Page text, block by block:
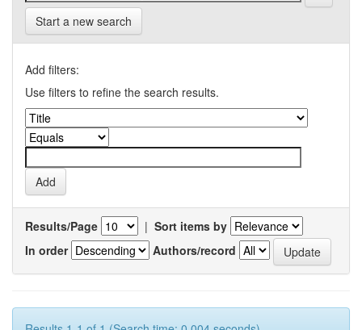
Start a new search
Add filters:
Use filters to refine the search results.
Results/Page | Sort items by
In order
Authors/record